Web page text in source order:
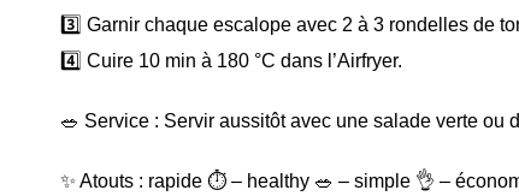
3️⃣ Garnir chaque escalope avec 2 à 3 rondelles de
4️⃣ Cuire 10 min à 180 °C dans l’Airfryer.
🥗 Service : Servir aussitôt avec une salade verte ou
✨ Atouts : rapide ⏱️ – healthy 🥗 – simple 👌 –